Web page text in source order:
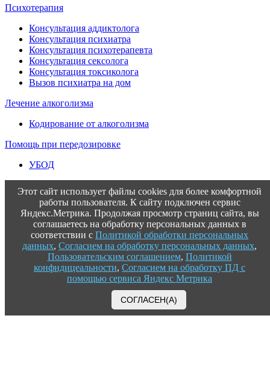
Психотерапия
Консультация аддиктолога
Консультация психиатра
Консультация психотерапевта
Консультация сексолога
Консультация токсиколога
Вызов психиатра на дом
Лечение алкоголизма
Кодирование от алкоголизма
Помощь при передозировке
УБОД
Этот сайт использует файлы cookies для более комфортной
работы пользователя. К сайту подключен сервис
Яндекс.Метрика. Продолжая просмотр страниц сайта, вы
соглашаетесь на обработку персональных данных в
соответствии с Политикой обработки персональных
данных, Согласием на обработку персональных данных,
Пользовательским соглашением, Политикой
конфидицеальности, Согласием на обработку ПД с
помощью сервиса Яндекс Метрика
СОГЛАСЕН(А)